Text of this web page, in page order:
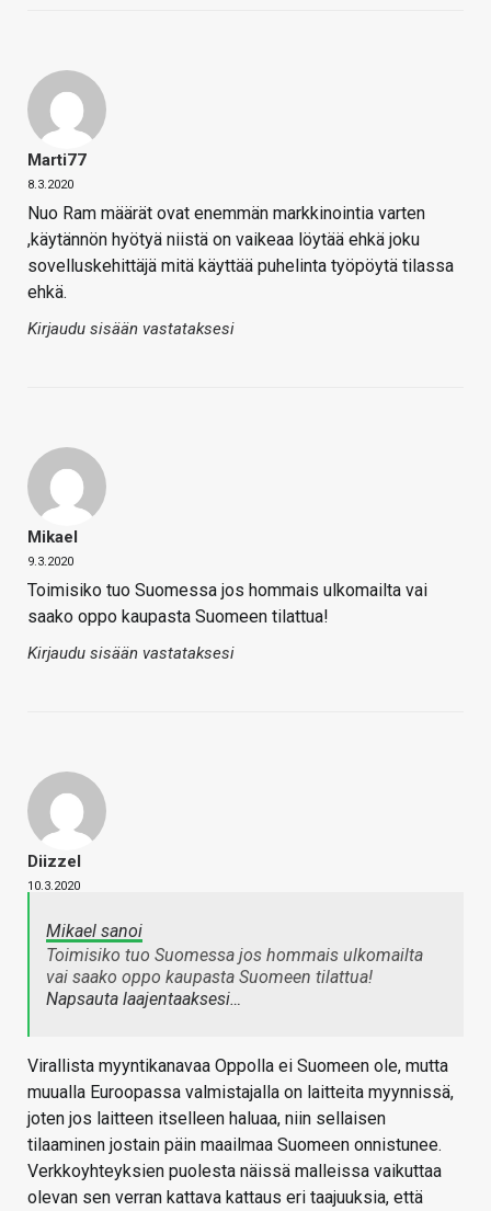
Marti77
8.3.2020
Nuo Ram määrät ovat enemmän markkinointia varten
,käytännön hyötyä niistä on vaikeaa löytää ehkä joku
sovelluskehittäjä mitä käyttää puhelinta työpöytä tilassa
ehkä.
Kirjaudu sisään vastataksesi
Mikael
9.3.2020
Toimisiko tuo Suomessa jos hommais ulkomailta vai
saako oppo kaupasta Suomeen tilattua!
Kirjaudu sisään vastataksesi
Diizzel
10.3.2020
Mikael sanoi
Toimisiko tuo Suomessa jos hommais ulkomailta
vai saako oppo kaupasta Suomeen tilattua!
Napsauta laajentaaksesi…
Virallista myyntikanavaa Oppolla ei Suomeen ole, mutta
muualla Euroopassa valmistajalla on laitteita myynnissä,
joten jos laitteen itselleen haluaa, niin sellaisen
tilaaminen jostain päin maailmaa Suomeen onnistunee.
Verkkoyhteyksien puolesta näissä malleissa vaikuttaa
olevan sen verran kattava kattaus eri taajuuksia, että